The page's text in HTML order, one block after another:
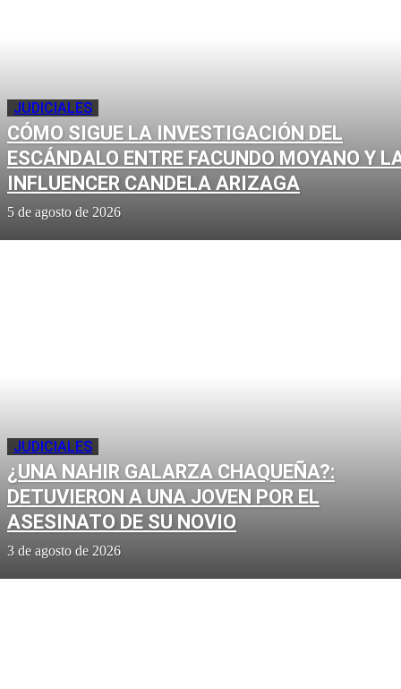
JUDICIALES
CÓMO SIGUE LA INVESTIGACIÓN DEL
ESCÁNDALO ENTRE FACUNDO MOYANO Y
INFLUENCER CANDELA ARIZAGA
5 de agosto de 2026
JUDICIALES
¿UNA NAHIR GALARZA CHAQUEÑA?:
DETUVIERON A UNA JOVEN POR EL
ASESINATO DE SU NOVIO
3 de agosto de 2026